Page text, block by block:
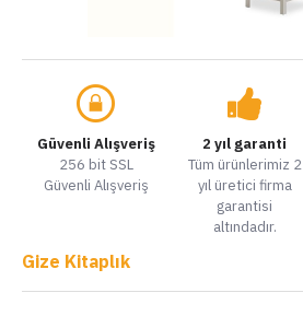
Güvenli Alışveriş
256 bit SSL
Güvenli Alışveriş
2 yıl garanti
Tüm ürünlerimiz 2
yıl üretici firma
garantisi
altındadır.
Gize Kitaplık